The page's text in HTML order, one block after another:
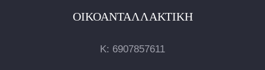
ΟΙΚΟΑΝΤΑΛΛΑΚΤΙΚΉ
Κ: 6907857611